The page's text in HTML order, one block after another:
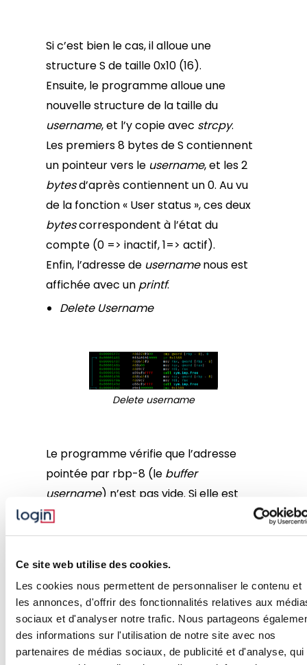
Ce site web utilise des cookies.
Les cookies nous permettent de personnaliser le contenu et
les annonces, d'offrir des fonctionnalités relatives aux
sociaux et d'analyser notre trafic. Nous partageons
des informations sur l'utilisation de notre site avec nos
partenaires de médias sociaux, de publicité et d'analyse, qui
Si c’est bien le cas, il alloue une
structure S de taille 0x10 (16).
Ensuite, le programme alloue une
nouvelle structure de la taille du
username, et l’y copie avec strcpy.
Les premiers 8 bytes de S contiennent
un pointeur vers le username, et les 2
bytesd’après contiennent un 0. Au vu
de la fonction « User status », ces deux
bytescorrespondent à l’état du
compte (0 => inactif, 1=> actif).
Enfin, l’adresse de usernamenous est
affichée avec un printf.
Delete Username
Delete username
Le programme vérifie que l’adresse
pointée par rbp-8 (le buffer
username) n’est pas vide. Si elle est
allouée, il va libérer l’adresse de la
chaine de caractère duusername, puis
buffern’est pas remise à 0.
Read the flag